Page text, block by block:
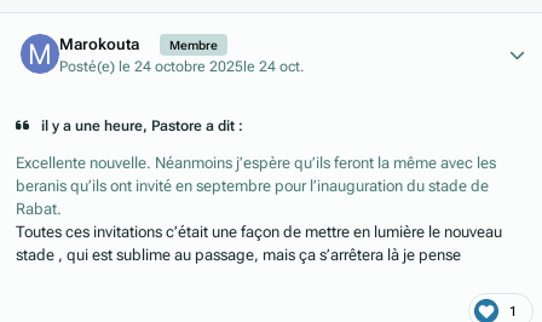
Marokouta Membre
Posté(e) le 24 octobre 2025le 24 oct.
il y a une heure, Pastore a dit :
Excellente nouvelle. Néanmoins j’espère qu’ils feront la même avec les
beranis qu’ils ont invité en septembre pour l’inauguration du stade de
Rabat.
Toutes ces invitations c’était une façon de mettre en lumière le nouveau
stade , qui est sublime au passage, mais ça s’arrêtera là je pense
1